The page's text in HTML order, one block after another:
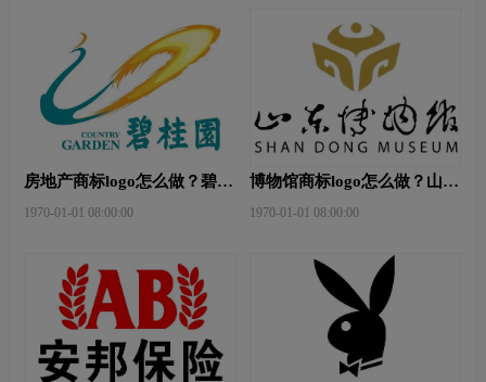
房地产商标logo怎么做？碧桂
1970-01-01 08:00:00
博物馆商标logo怎么做？山东
logo设计
1970-01-01 08:00:00